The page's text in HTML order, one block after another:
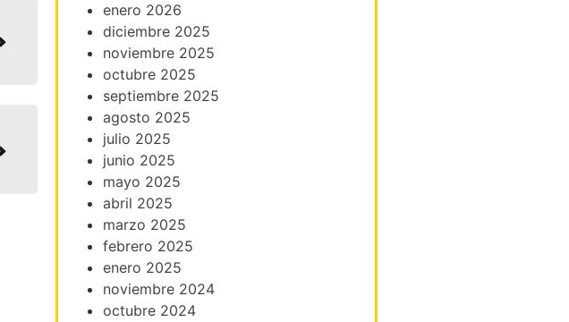
enero 2026
diciembre 2025
noviembre 2025
octubre 2025
septiembre 2025
agosto 2025
julio 2025
junio 2025
mayo 2025
abril 2025
marzo 2025
febrero 2025
enero 2025
noviembre 2024
octubre 2024